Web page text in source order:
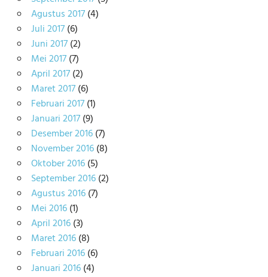
Agustus 2017(4)
Juli 2017(6)
Juni 2017(2)
Mei 2017(7)
April 2017(2)
Maret 2017(6)
Februari 2017(1)
Januari 2017(9)
Desember 2016(7)
November 2016(8)
Oktober 2016(5)
September 2016(2)
Agustus 2016(7)
Mei 2016(1)
April 2016(3)
Maret 2016(8)
Februari 2016(6)
Januari 2016(4)